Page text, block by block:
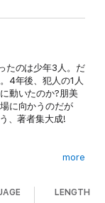
たのは少年3人。だ
4年後、犯人の1人
動いたのか?朋美
に向かうのだが
、著者集大成!
more
LENGTH